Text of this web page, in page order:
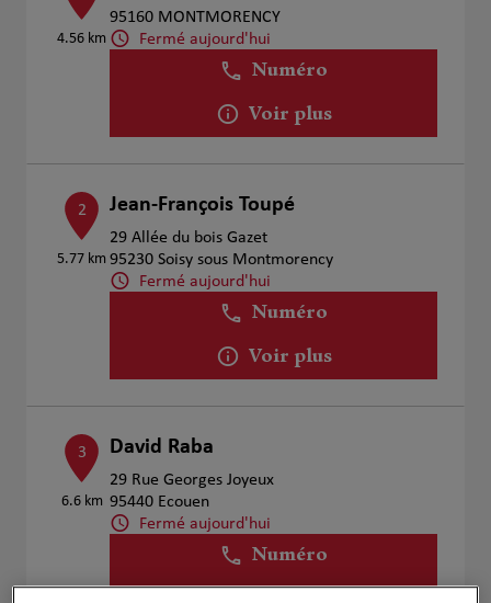
4.56 km
95160 MONTMORENCY
Fermé aujourd'hui
Numéro
Voir plus
2
5.77 km
Jean-François Toupé
29 Allée du bois Gazet
95230 Soisy sous Montmorency
Fermé aujourd'hui
Numéro
Voir plus
3
6.6 km
David Raba
29 Rue Georges Joyeux
95440 Ecouen
Fermé aujourd'hui
Numéro